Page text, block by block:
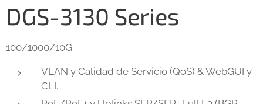
DGS-3130 Series
100/1000/10G
VLAN y Calidad de Servicio (QoS) & WebGUI y
CLI.